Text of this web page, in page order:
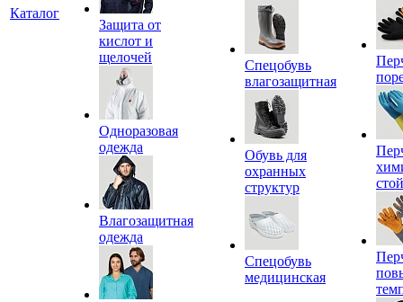
Каталог
Защита от
кислот и
щелочей
Одноразовая
одежда
Влагозащитная
одежда
Спецобувь
влагозащитная
Обувь для
охранных
структур
Спецобувь
медицинская